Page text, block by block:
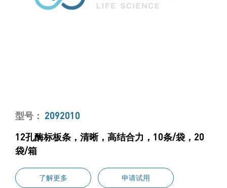
型号： 2092010
12孔酶标板条，清晰，高结合力，10条/袋，20
袋/箱
了解更多 申请试用